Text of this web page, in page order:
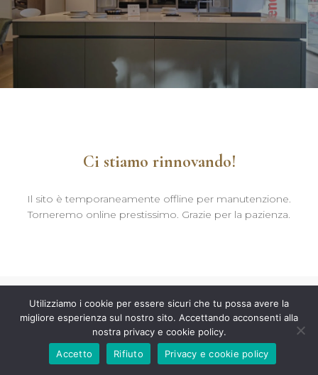
Ci stiamo rinnovando!
Il sito è temporaneamente offline per manutenzione.
Torneremo online prestissimo. Grazie per la pazienza.
Utilizziamo i cookie per essere sicuri che tu possa avere la
migliore esperienza sul nostro sito. Accettando acconsenti alla
nostra privacy e cookie policy.
Accetto
Rifiuto Privacy e cookie policy